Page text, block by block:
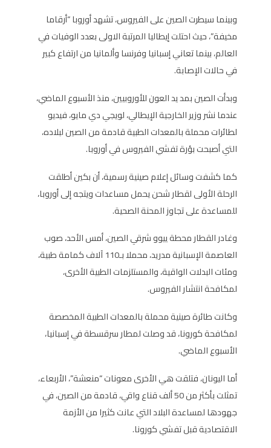
وبينما سيطرت الصين على الفيروس، تشهد أوروبا “أرقاما
مخيفة”، حيث احتلت إيطاليا المرتبة الاولى بعدد الوفيات في
العالم، بينما تعاني إسبانيا وفرنسا وألمانيا من ارتفاع كبير
في حالات الإصابة.
وبدأت الصين بمد يد العون للأوروبيين، منذ الأسبوع الماضي،
عندما نشر وزير الخارجية الإيطالي، لويجي دي مايو، فيديو
لطائرات محملة بالمعدات الطبية قادمة من الصين لبلاده،
التي أصبحت بؤرة تفشي الفيروس في أوروبا.
كما كشفت وسائل إعلام صينية رسمية، أن بكين أطلقت
الرحلة الأولى لقطار شحن يحمل مساعدات ويتجه إلى أوروبا،
للمساعدة على تجاوز المحنة الصحية.
وغادر القطار محطة ييوو شرقي الصين، أمس الأحد، صوب
العاصمة الإسبانية مدريد، محملا بـ110 آلاف كمامة طبية،
ومئات البدلات الواقية، والمستلزمات الطبية الأخرى،
لمكافحة انتشار الفيروس.
وكانت طائرة صينية محملة بالمعدات الطبية المخصصة
لمكافحة كورونا، قد وصلت لمطار سرقسطة في إسبانيا،
الأسبوع الماضي.
أما اليونان، فتلقت هي الأخرى معونات “منعشة”، الأربعاء،
تمثلت بأكثر من 50 ألف قناع واقي، قادمة من الصين، في
جهودها لمساعدة البلاد التي عانت كثيرا من الأزمة
الاقتصادية قبل تفشي كورونا.